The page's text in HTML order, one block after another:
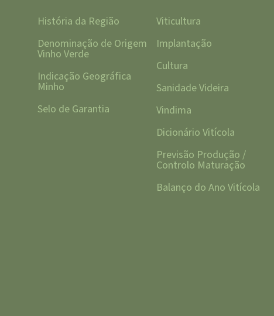
História da Região
Denominação de Origem
Vinho Verde
Indicação Geográfica
Minho
Selo de Garantia
Viticultura
Implantação
Cultura
Sanidade Videira
Vindima
Dicionário Vitícola
Previsão Produção /
Controlo Maturação
Balanço do Ano Vitícola